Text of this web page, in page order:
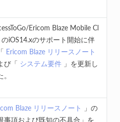
Ericom Blaze Mobile Cl
iOS14.xのサポート開始に伴
Ericom Blaze リリースノート
び「 システム要件」を更新し
Blaze リリースノート
」の
事項および既知の不具合」を